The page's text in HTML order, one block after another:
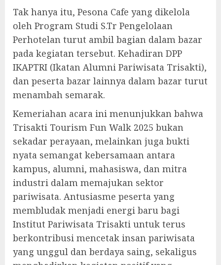
Tak hanya itu, Pesona Cafe yang dikelola
oleh Program Studi S.Tr Pengelolaan
Perhotelan turut ambil bagian dalam bazar
pada kegiatan tersebut. Kehadiran DPP
IKAPTRI (Ikatan Alumni Pariwisata Trisakti),
dan peserta bazar lainnya dalam bazar turut
menambah semarak.
Kemeriahan acara ini menunjukkan bahwa
Trisakti Tourism Fun Walk 2025 bukan
sekadar perayaan, melainkan juga bukti
nyata semangat kebersamaan antara
kampus, alumni, mahasiswa, dan mitra
industri dalam memajukan sektor
pariwisata. Antusiasme peserta yang
membludak menjadi energi baru bagi
Institut Pariwisata Trisakti untuk terus
berkontribusi mencetak insan pariwisata
yang unggul dan berdaya saing, sekaligus